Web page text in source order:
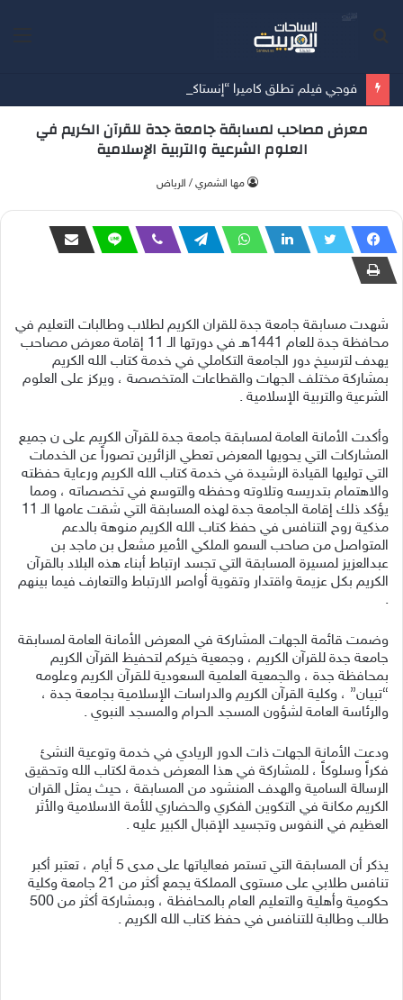
معرض مصاحب لمسابقة جامعة جدة للقرآن الكريم في
العلوم الشرعية والتربية الإسلامية
‫مها الشمري / الرياض
شهدت مسابقة جامعة جدة للقران الكريم لطلاب وطالبات التعليم في
محافظة جدة للعام 1441هـ في دورتها الـ 11 إقامة معرض مصاحب
يهدف لترسيخ دور الجامعة التكاملي في خدمة كتاب الله الكريم
بمشاركة مختلف الجهات والقطاعات المتخصصة ، ويركز على العلوم
الشرعية والتربية الإسلامية .
وأكدت الأمانة العامة لمسابقة جامعة جدة للقرآن الكريم على ن جميع
المشاركات التي يحويها المعرض تعطي الزائرين تصوراً عن الخدمات
التي توليها القيادة الرشيدة في خدمة كتاب الله الكريم ورعاية حفظته
والاهتمام بتدريسه وتلاوته وحفظه والتوسع في تخصصاته ، ومما
يؤكد ذلك إقامة الجامعة جدة لهذه المسابقة التي شقت عامها الـ 11
مذكية روح التنافس في حفظ كتاب الله الكريم منوهة بالدعم
المتواصل من صاحب السمو الملكي الأمير مشعل بن ماجد بن
عبدالعزيز لمسيرة المسابقة التي تجسد ارتباط أبناء هذه البلاد بالقرآن
الكريم بكل عزيمة واقتدار وتقوية أواصر الارتباط والتعارف فيما بينهم
.
وضمت قائمة الجهات المشاركة في المعرض الأمانة العامة لمسابقة
جامعة جدة للقرآن الكريم ، وجمعية خيركم لتحفيظ القرآن الكريم
بمحافظة جدة ، والجمعية العلمية السعودية للقرآن الكريم وعلومه
“تبيان” ، وكلية القرآن الكريم والدراسات الإسلامية بجامعة جدة ،
والرئاسة العامة لشؤون المسجد الحرام والمسجد النبوي .
ودعت الأمانة الجهات ذات الدور الريادي في خدمة وتوعية النشئ
فكراً وسلوكاً ، للمشاركة في هذا المعرض خدمة لكتاب الله وتحقيق
الرسالة السامية والهدف المنشود من المسابقة ، حيث يمثل القران
الكريم مكانة في التكوين الفكري والحضاري للأمة الاسلامية والأثر
العظيم في النفوس وتجسيد الإقبال الكبير عليه .
يذكر أن المسابقة التي تستمر فعالياتها على مدى 5 أيام ، تعتبر أكبر
تنافس طلابي على مستوى المملكة يجمع أكثر من 21 جامعة وكلية
حكومية وأهلية والتعليم العام بالمحافظة ، وبمشاركة أكثر من 500
طالب وطالبة للتنافس في حفظ كتاب الله الكريم .